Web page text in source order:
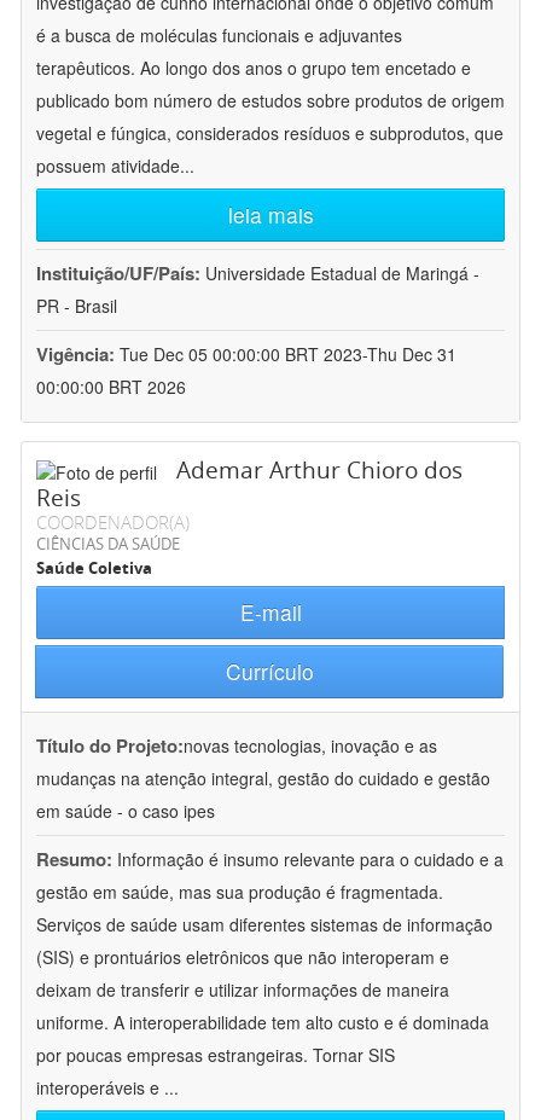
é a busca de moléculas funcionais e adjuvantes
terapêuticos. Ao longo dos anos o grupo tem encetado e
publicado bom número de estudos sobre produtos de origem
vegetal e fúngica, considerados resíduos e subprodutos, que
possuem atividade...
leia mais
Instituição/UF/País: Universidade Estadual de Maringá -
PR - Brasil
Vigência: Tue Dec 05 00:00:00 BRT 2023-Thu Dec 31
00:00:00 BRT 2026
Ademar Arthur Chioro dos
Reis
COORDENADOR(A)
CIÊNCIAS DA SAÚDE
Saúde Coletiva
E-mail
Currículo
Título do Projeto:novas tecnologias, inovação e as
mudanças na atenção integral, gestão do cuidado e gestão
em saúde - o caso ipes
Resumo: Informação é insumo relevante para o cuidado e a
gestão em saúde, mas sua produção é fragmentada.
Serviços de saúde usam diferentes sistemas de informação
(SIS) e prontuários eletrônicos que não interoperam e
deixam de transferir e utilizar informações de maneira
uniforme. A interoperabilidade tem alto custo e é dominada
por poucas empresas estrangeiras. Tornar SIS
interoperáveis e ...